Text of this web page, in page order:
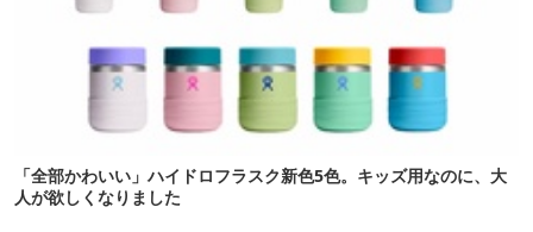
「全部かわいい」ハイドロフラスク新色5色。キッズ用なのに、大
人が欲しくなりました